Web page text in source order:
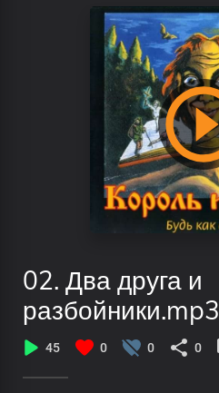
02. Два друга и
разбойники.mp3
45 0 0 0